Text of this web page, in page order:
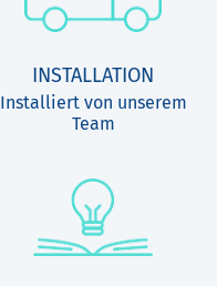
INSTALLATION
Installiert von unserem
Team